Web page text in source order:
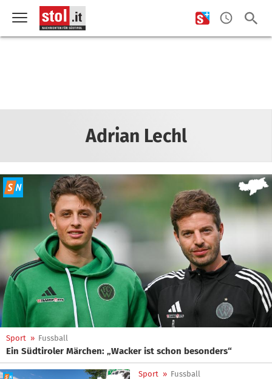
Adrian Lechl
Sport » Fussball
Ein Südtiroler Märchen: „Wacker ist schon besonders“
Sport » Fussball